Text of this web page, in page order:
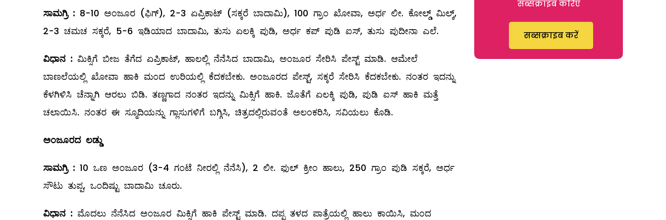
ಸಾಮಗ್ರಿ: 8-10 ಅಂಜೂರ (ಫಿಗ್‌), 2-3 ಏಪ್ರಿಕಾಟ್‌ (ಸಕ್ಕರೆ ಬಾದಾಮಿ), 100 ಗ್ರಾಂ ಖೋವಾ, ಅರ್ಧ ಲೀ. ಕೋಲ್ಡ್ ಮಿಲ್ಕ್,
2-3 ಚಮಚ ಸಕ್ಕರೆ, 5-6 ಇಡಿಯಾದ ಬಾದಾಮಿ, ತುಸು ಏಲಕ್ಕಿ ಪುಡಿ, ಅರ್ಧ ಕಪ್‌ ಪುಡಿ ಐಸ್‌, ತುಸು ಪುದೀನಾ ಎಲೆ.
ವಿಧಾನ : ಮಿಕ್ಸಿಗೆ ಬೀಜ ತೆಗೆದ ಏಪ್ರಿಕಾಟ್‌, ಹಾಲಲ್ಲಿ ನೆನೆಸಿದ ಬಾದಾಮಿ, ಅಂಜೂರ ಸೇರಿಸಿ ಪೇಸ್ಟ್ ಮಾಡಿ. ಆಮೇಲೆ
ಬಾಣಲೆಯಲ್ಲಿ ಖೋವಾ ಹಾಕಿ ಮಂದ ಉರಿಯಲ್ಲಿ ಕೆದಕಬೇಕು. ಅಂಜೂರದ ಪೇಸ್ಟ್, ಸಕ್ಕರೆ ಸೇರಿಸಿ ಕೆದಕಬೇಕು. ನಂತರ ಇದನ್ನು
ಕೆಳಗಿಳಿಸಿ ಚೆನ್ನಾಗಿ ಆರಲು ಬಿಡಿ. ತಣ್ಣಗಾದ ನಂತರ ಇದನ್ನು ಮಿಕ್ಸಿಗೆ ಹಾಕಿ. ಜೊತೆಗೆ ಏಲಕ್ಕಿ ಪುಡಿ, ಪುಡಿ ಐಸ್‌ ಹಾಕಿ ಮತ್ತೆ
ಚಲಾಯಿಸಿ. ನಂತರ ಈ ಸ್ಮೂದಿಯನ್ನು ಗ್ಲಾಸುಗಳಿಗೆ ಬಗ್ಗಿಸಿ, ಚಿತ್ರದಲ್ಲಿರುವಂತೆ ಅಲಂಕರಿಸಿ, ಸವಿಯಲು ಕೊಡಿ.
ಅಂಜೂರದ ಲಡ್ಡು
ಸಾಮಗ್ರಿ : 10 ಒಣ ಅಂಜೂರ (3-4 ಗಂಟೆ ನೀರಲ್ಲಿ ನೆನೆಸಿ), 2 ಲೀ. ಫುಲ್ ಕ್ರೀಂ ಹಾಲು, 250 ಗ್ರಾಂ ಪುಡಿ ಸಕ್ಕರೆ, ಅರ್ಧ
ಸೌಟು ತುಪ್ಪ, ಒಂದಿಷ್ಟು ಬಾದಾಮಿ ಚೂರು.
ವಿಧಾನ : ಮೊದಲು ನೆನೆಸಿದ ಅಂಜೂರ ಮಿಕ್ಸಿಗೆ ಹಾಕಿ ಪೇಸ್ಟ್ ಮಾಡಿ. ದಪ್ಪ ತಳದ ಪಾತ್ರೆಯಲ್ಲಿ ಹಾಲು ಕಾಯಿಸಿ, ಮಂದ
सब्सक्राइब करिए
सब्सक्राइब करें